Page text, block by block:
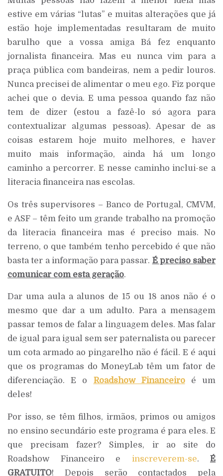
estive em várias “lutas” e muitas alterações que já
estão hoje implementadas resultaram de muito
barulho que a vossa amiga Bá fez enquanto
jornalista financeira. Mas eu nunca vim para a
praça pública com bandeiras, nem a pedir louros.
Nunca precisei de alimentar o meu ego. Fiz porque
achei que o devia. E uma pessoa quando faz não
tem de dizer (estou a fazê-lo só agora para
contextualizar algumas pessoas). Apesar de as
coisas estarem hoje muito melhores, e haver
muito mais informação, ainda há um longo
caminho a percorrer. E nesse caminho inclui-se a
literacia financeira nas escolas.
Os três supervisores – Banco de Portugal, CMVM,
e ASF – têm feito um grande trabalho na promoção
da literacia financeira mas é preciso mais. No
terreno, o que também tenho percebido é que não
basta ter a informação para passar. É preciso saber
comunicar com esta geração.
Dar uma aula a alunos de 15 ou 18 anos não é o
mesmo que dar a um adulto. Para a mensagem
passar temos de falar a linguagem deles. Mas falar
de igual para igual sem ser paternalista ou parecer
um cota armado ao pingarelho não é fácil. E é aqui
que os programas do MoneyLab têm um fator de
diferenciação. E o Roadshow Financeiroé um
deles!
Por isso, se têm filhos, irmãos, primos ou amigos
no ensino secundário este programa é para eles. E
que precisam fazer? Simples, ir ao site do
Roadshow Financeiro e inscreverem-se. É
GRATUITO! Depois serão contactados pela